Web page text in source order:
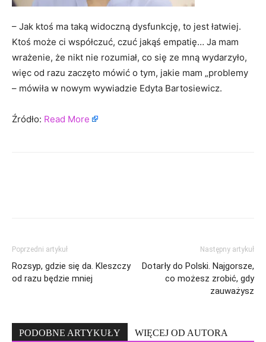
– Jak ktoś ma taką widoczną dysfunkcję, to jest łatwiej.
Ktoś może ci współczuć, czuć jakąś empatię… Ja mam
wrażenie, że nikt nie rozumiał, co się ze mną wydarzyło,
więc od razu zaczęto mówić o tym, jakie mam „problemy
– mówiła w nowym wywiadzie Edyta Bartosiewicz.
Źródło: Read More
Poprzedni artykuł
Rozsyp, gdzie się da. Kleszczy
od razu będzie mniej
Następny artykuł
Dotarły do Polski. Najgorsze,
co możesz zrobić, gdy
zauważysz
PODOBNE ARTYKUŁY WIĘCEJ OD AUTORA